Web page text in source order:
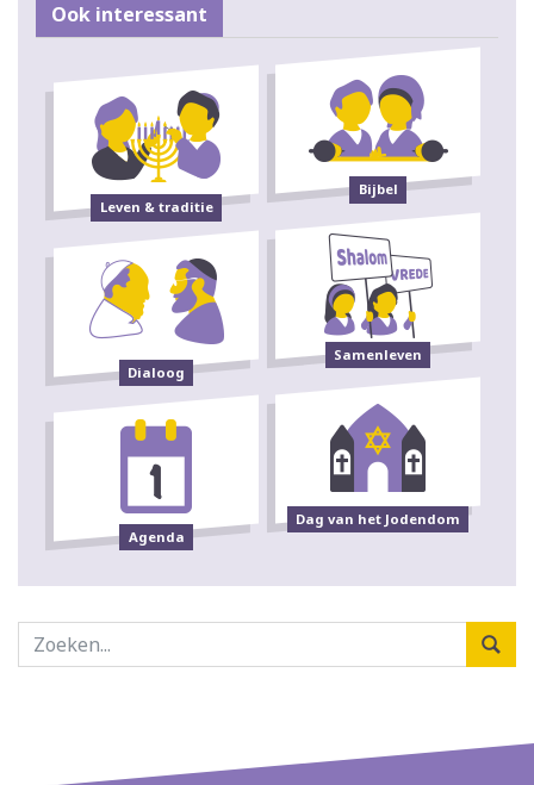
Ook interessant
Leven & traditie
Bijbel
Dialoog
Samenleven
Agenda
Dag van het Jodendom